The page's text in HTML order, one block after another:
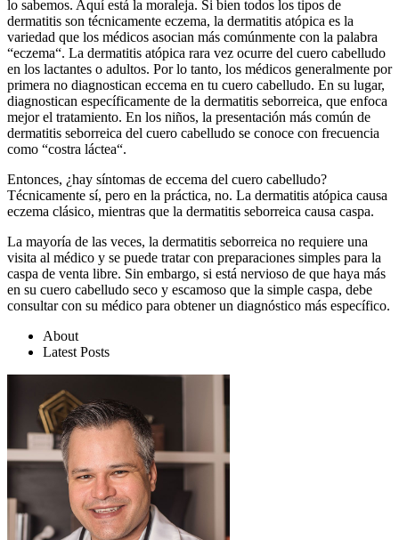
lo sabemos. Aquí está la moraleja. Si bien todos los tipos de
dermatitis son técnicamente eczema, la dermatitis atópica es la
variedad que los médicos asocian más comúnmente con la palabra
“eczema“. La dermatitis atópica rara vez ocurre del cuero cabelludo
en los lactantes o adultos. Por lo tanto, los médicos generalmente por
primera no diagnostican eccema en tu cuero cabelludo. En su lugar,
diagnostican específicamente de la dermatitis seborreica, que enfoca
mejor el tratamiento. En los niños, la presentación más común de
dermatitis seborreica del cuero cabelludo se conoce con frecuencia
como “costra láctea“.
Entonces, ¿hay síntomas de eccema del cuero cabelludo?
Técnicamente sí, pero en la práctica, no. La dermatitis atópica causa
eczema clásico, mientras que la dermatitis seborreica causa caspa.
La mayoría de las veces, la dermatitis seborreica no requiere una
visita al médico y se puede tratar con preparaciones simples para la
caspa de venta libre. Sin embargo, si está nervioso de que haya más
en su cuero cabelludo seco y escamoso que la simple caspa, debe
consultar con su médico para obtener un diagnóstico más específico.
About
Latest Posts